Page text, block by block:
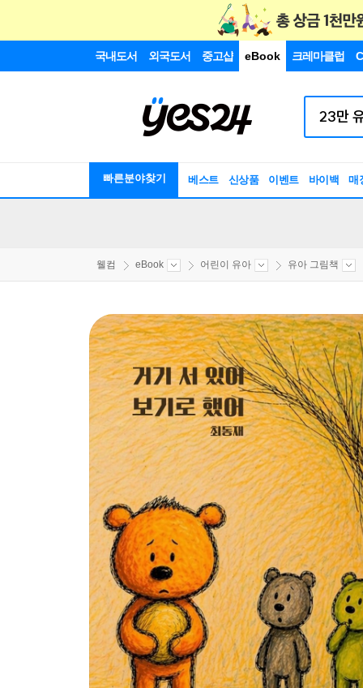
국내도서 외국도서 중고샵 eBook 크레마클럽
빠른분야찾기 베스트 신상품 이벤트 바이백 매
웰컴 eBook 어린이 유아 유아 그림책